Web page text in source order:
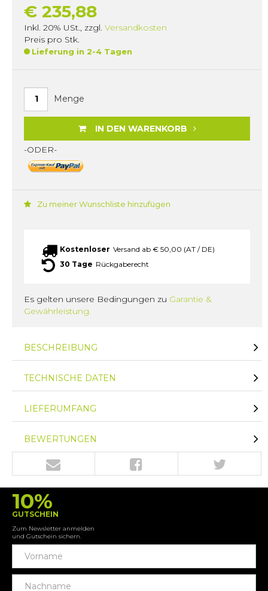
€ 235,88
Inkl. 20% USt., zzgl. Versandkosten
Preis pro Stk.
Lieferung in 2-4 Tagen
Menge
IN DEN WARENKORB
-ODER-
Zu meiner Wunschliste hinzufügen
Kostenloser Versand ab € 50,00 (AT / DE)
30 Tage Rückgaberecht
Es gelten unsere Bedingungen zu Garantie &
Gewährleistung.
BESCHREIBUNG
TECHNISCHE DATEN
LIEFERUMFANG
BEWERTUNGEN
10%
GUTSCHEIN
Zum Newsletter anmelden
und Gutschein sichern.